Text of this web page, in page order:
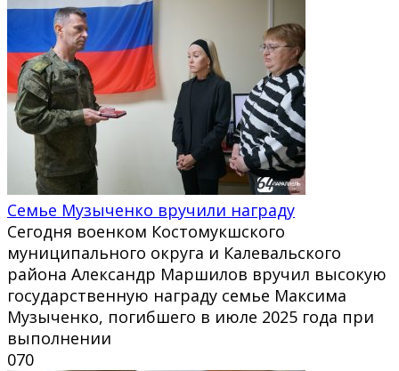
Семье Музыченко вручили награду
Сегодня военком Костомукшского
муниципального округа и Калевальского
района Александр Маршилов вручил высокую
государственную награду семье Максима
Музыченко, погибшего в июле 2025 года при
выполнении
070